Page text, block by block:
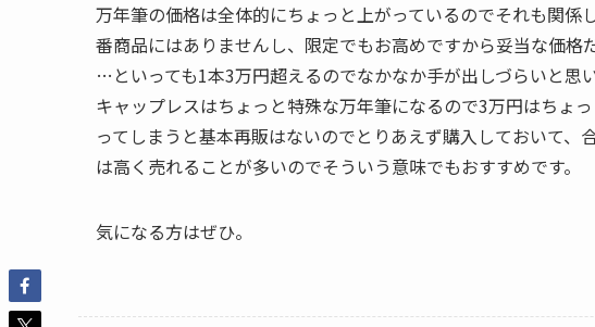
万年筆の価格は全体的にちょっと上がっているのでそれも関
番商品にはありませんし、限定でもお高めですから妥当な価格
…といっても1本3万円超えるのでなかなか手が出しづらいと思い
キャップレスはちょっと特殊な万年筆になるので3万円はちょ
ってしまうと基本再販はないのでとりあえず購入しておいて
は高く売れることが多いのでそういう意味でもおすすめです。
気になる方はぜひ。